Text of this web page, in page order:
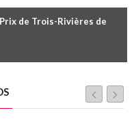
de Trois-Rivières de